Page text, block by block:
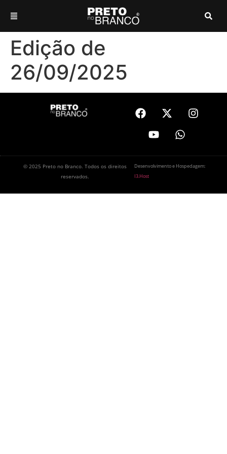
Edição de
26/09/2025
© 2025 Preto no Branco. Todos os direitos
reservados.
Desenvolvimento e Hospedagem:
I3.Host